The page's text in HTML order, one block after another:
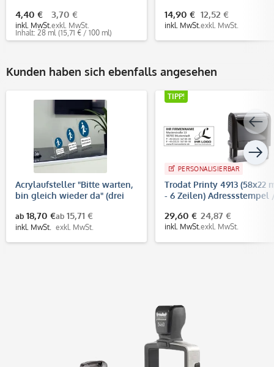
4,40 €
inkl. MwSt.
3,70 €
exkl. MwSt.
Inhalt: 28 ml (15,71 € / 100 ml)
14,90 €
inkl. MwSt.
12,52 €
exkl. MwSt.
Kunden haben sich ebenfalls angesehen
Acrylaufsteller "Bitte warten,
bin gleich wieder da" (drei
ab 18,70 €
inkl. MwSt.
ab 15,71 €
exkl. MwSt.
TIPP!
PERSONALISIERBAR
Trodat Printy 4913 (58x22
- 6 Zeilen) Adressstempel
29,60 €
inkl. MwSt.
24,87 €
exkl. MwSt.